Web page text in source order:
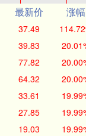
最新价 涨幅
37.49
39.83
77.82
64.32
33.61
27.85
19.03